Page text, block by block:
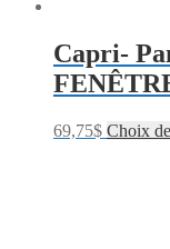
Capri-
69,75$ Choix